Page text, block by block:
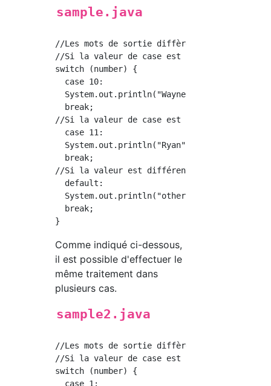
sample.java
//Les mots de sortie diffèrent selon la
//Si la valeur de case est 10, le processus
switch (number) {
  case 10:
  System.out.println("Wayne");
  break;
//Si la valeur de case est 11, le processus
  case 11:
  System.out.println("Ryan");
  break;
//Si la valeur est différente de celle ci-
  default:
  System.out.println("other");
  break;
Comme indiqué ci-dessous,
il est possible d'effectuer le
même traitement dans
plusieurs cas.
sample2.java
//Les mots de sortie diffèrent selon la
//Si la valeur de case est 1 ou 2, le
switch (number) {
  case 1: